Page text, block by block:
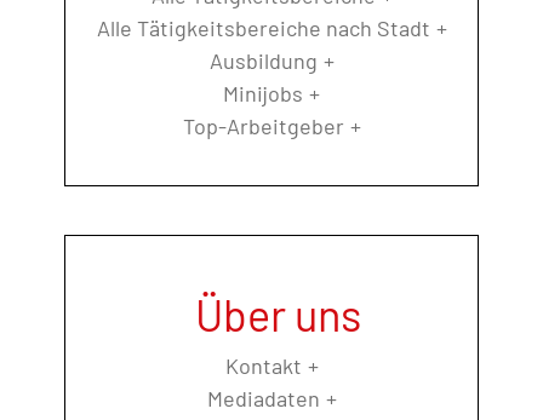
Alle Tätigkeitsbereiche nach Stadt
Ausbildung
Minijobs
Top-Arbeitgeber
Über uns
Kontakt
Mediadaten